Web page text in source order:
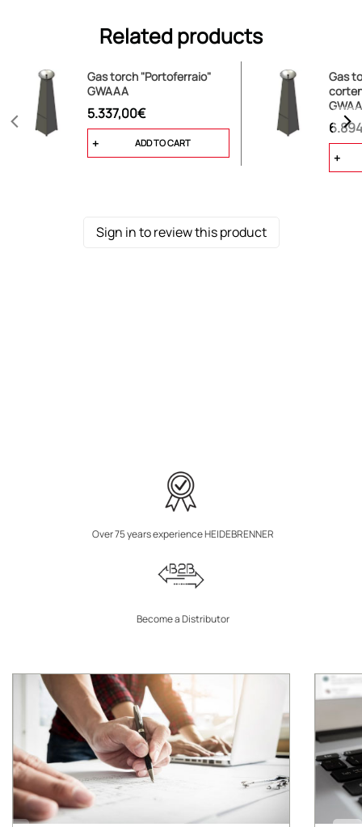
Related products
Gas torch "Portoferraio"
GWAAA
5.337,00€
ADD TO CART
Gas
Sign in to review this product
Over 75 years experience HEIDEBRENNER
Become a Distributor